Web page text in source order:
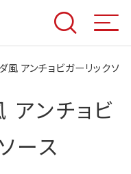
風 アンチョビガーリックソ
アンチョビ
ース